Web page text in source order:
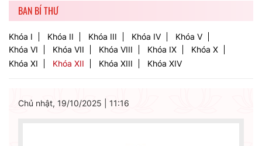
BAN BÍ THƯ
Khóa I Khóa II Khóa III Khóa IV
Khóa V
Khóa VI
Khóa VII Khóa VIII Khóa IX
Khóa X
Khóa XI
Khóa XII Khóa XIII Khóa XIV
Chủ nhật, 19/10/2025 11:16